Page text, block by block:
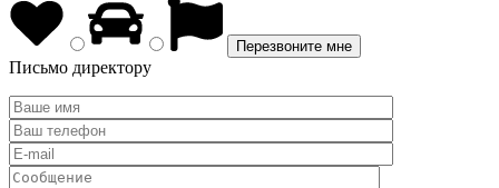
Письмо директору